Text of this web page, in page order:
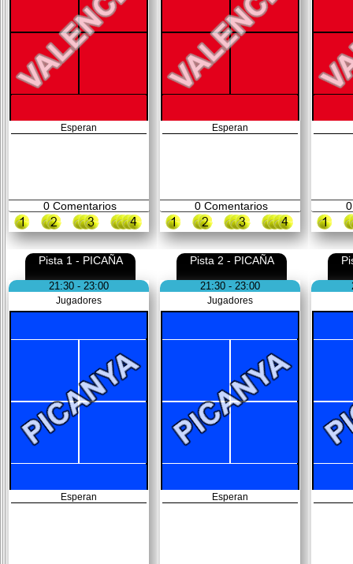
Esperan
0Comentarios
Esperan
0Comentarios 0
Pista 1 - PICAÑA
21:30 - 23:00
Jugadores
Esperan
Pista 2 - PICAÑA
21:30 - 23:00
Jugadores
Esperan